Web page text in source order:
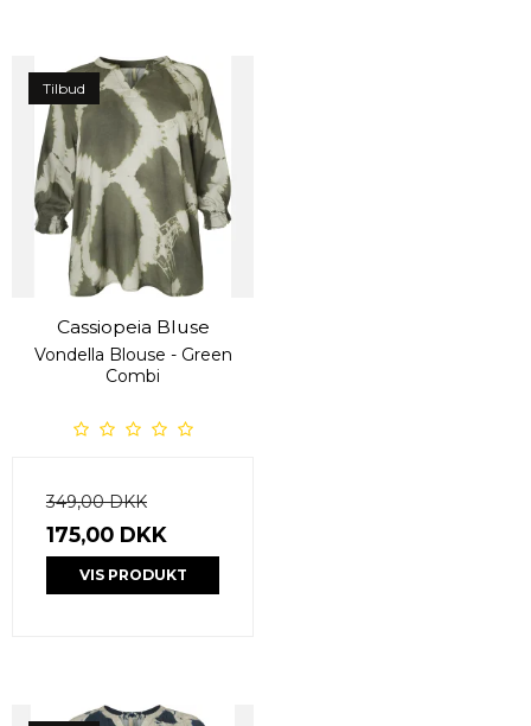
Tilbud
Cassiopeia Bluse
Vondella Blouse - Green
Combi
349,00 DKK
175,00 DKK
VIS PRODUKT